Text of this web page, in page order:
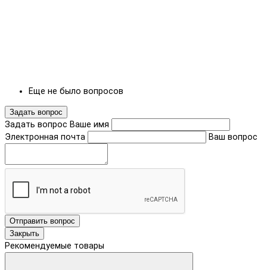
Еще не было вопросов
Задать вопрос
Задать вопрос Ваше имя
Электронная почта
Ваш вопрос
Отправить вопрос
Закрыть
Рекомендуемые товары